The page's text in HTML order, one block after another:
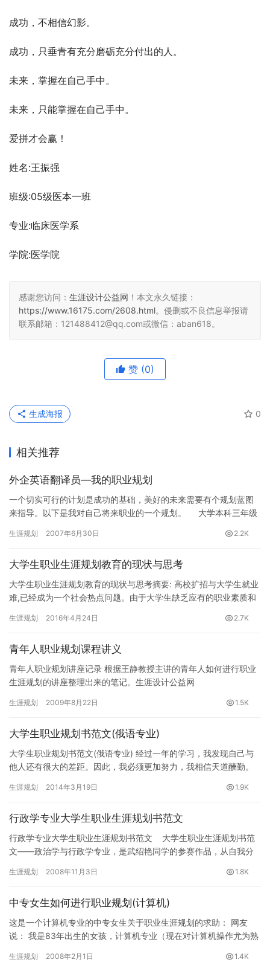
成功，不相信幻影。
成功，只垂青有充分磨砺充分付出的人。
未来，掌握在自己手中。
未来，只能掌握在自己手中。
爱拼才会赢！
姓名:王振强
班级:05级医本一班
专业:临床医学系
学院:医学院
感谢您访问： 生涯设计公益网 ！本文永久链接：
https://www.16175.com/2608.html。侵删或不良信息举报请
联系邮箱：121488412@qq.com或微信：aban618。
赞 (0)
0
生成海报
相关推荐
外企英语翻译员—我的职业规划
一个切实可行的计划是成功的基础，美好的未来需要有个规划蓝图
来指导。以下是我对自己将来职业的一个规划。 大学本科三年级
生涯规划 2007年6月30日 2.2K
大学生职业生涯规划教育的现状与思考
大学生职业生涯规划教育的现状与思考摘要: 高校扩招与大学生就业
难,已经成为一个社会热点问题。由于大学生缺乏应有的职业素质和
生涯规划 2016年4月24日 2.7K
青年人职业规划课程讲义
青年人职业规划讲座记录 根据王静教授主讲的青年人如何进行职业
生涯规划的讲座整理出来的笔记。生涯设计公益网
生涯规划 2009年8月22日 1.5K
大学生职业规划书范文(俄语专业)
大学生职业规划书范文(俄语专业) 经过一年的学习，我发现自己与
他人还有很大的差距。因此，我必须更加努力，我相信天道酬勤。
语…
生涯规划 2014年3月19日 1.9K
行政学专业大学生职业生涯规划书范文
行政学专业大学生职业生涯规划书范文 大学生职业生涯规划书范
文——政治学与行政学专业，是武绍艳同学的参赛作品，从自我分
生涯规划 2008年11月3日 1.8K
中专女生如何进行职业规划(计算机)
这是一个计算机专业的中专女生关于职业生涯规划的求助： 网友
说： 我是83年出生的女孩，计算机专业（现在对计算机操作尤为熟
生涯规划 2008年2月1日 1.4K